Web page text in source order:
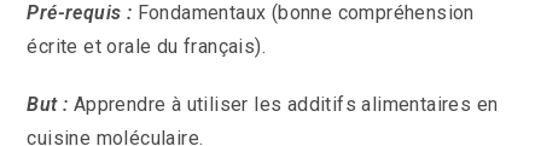
Pré-requis : Fondamentaux (bonne compréhension
écrite et orale du français).
But : Apprendre à utiliser les additifs alimentaires en
cuisine moléculaire.